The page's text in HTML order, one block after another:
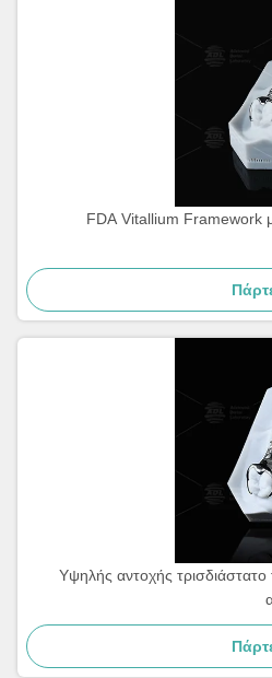
FDA Vitallium Framework
Υψηλής αντοχής τρισδιάστατο